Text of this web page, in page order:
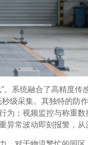
。系统融合了高精度传
级采集。其独特的防
为；视频监控与称重
常波动即刻报警，从